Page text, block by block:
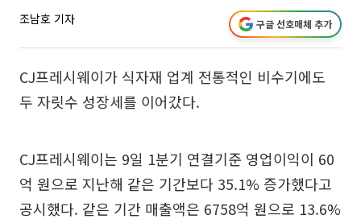
조남호 기자 구글 선호매체 추가
CJ프레시웨이가 식자재 업계 전통적인 비수기에도
두 자릿수 성장세를 이어갔다.
CJ프레시웨이는 9일 1분기 연결기준 영업이익이 60
억 원으로 지난해 같은 기간보다 35.1% 증가했다고
공시했다. 같은 기간 매출액은 6758억 원으로 13.6%